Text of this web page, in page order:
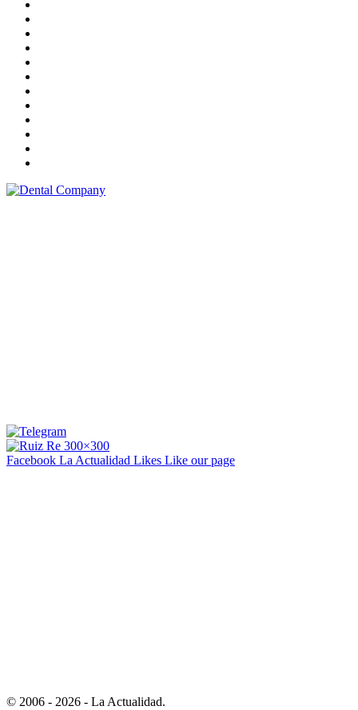
Facebook La Actualidad Likes Like our page
© 2006 - 2026 - La Actualidad.